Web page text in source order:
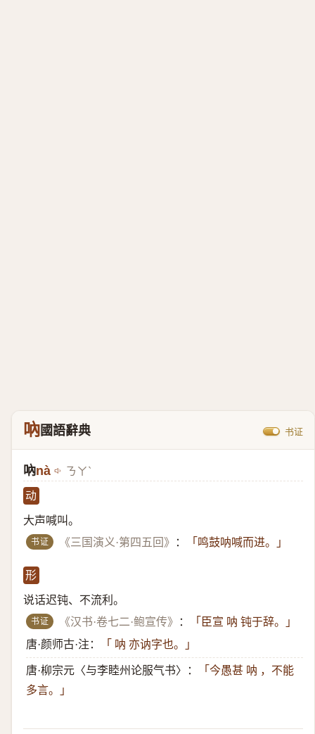
吶國語辭典 书证
吶nà ㄋㄚˋ
动
大声喊叫。
书证 《三国演义·第四五回》 ： 「鸣鼓呐喊而进。」
形
说话迟钝、不流利。
书证 《汉书·卷七二·鲍宣传》 ：
「臣宣 呐 钝于辞。」
唐·颜师古·注：
「 呐 亦讷字也。」
唐·柳宗元〈与李睦州论服气书〉：
「今愚甚 呐 ，不能
多言。」